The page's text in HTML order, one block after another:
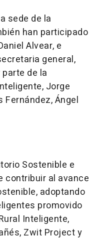
sede de la
han participado
Alvear, e
general,
de la
Jorge
Fernández, Ángel
Sostenible e
contribuir al avance
adoptando
promovido
Inteligente,
Zwit Project y